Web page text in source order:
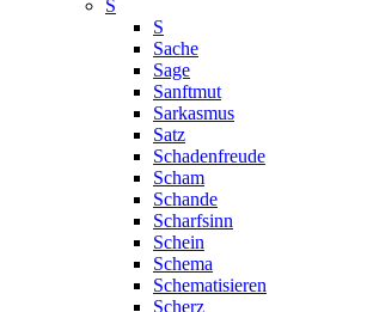
S
S
Sache
Sage
Sanftmut
Sarkasmus
Satz
Schadenfreude
Scham
Schande
Scharfsinn
Schein
Schema
Schematisieren
Scherz